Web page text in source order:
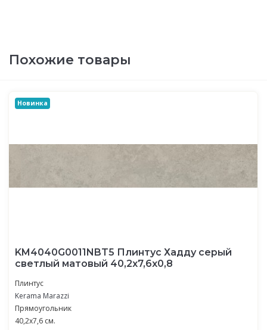
Похожие товары
Новинка
KM4040G0011NBT5 Плинтус Хадду серый
светлый матовый 40,2x7,6x0,8
Плинтус
Kerama Marazzi
Прямоугольник
40,2x7,6 см.